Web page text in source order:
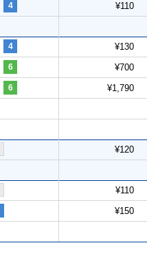
4 ¥110
4 ¥130
6 ¥700
6 ¥1,790
¥120
¥110
¥150